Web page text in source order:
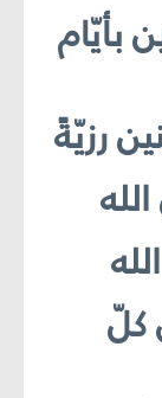
بأيّام
كلّ